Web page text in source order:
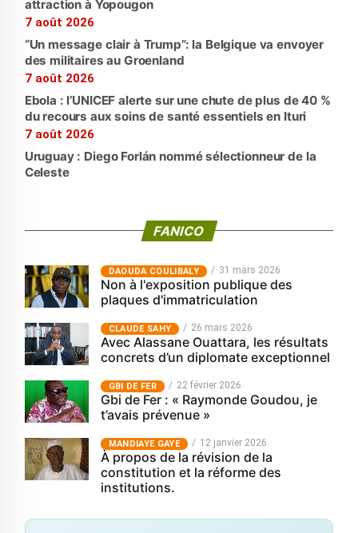
attraction à Yopougon
7 août 2026
“Un message clair à Trump”: la Belgique va envoyer
des militaires au Groenland
7 août 2026
Ebola : l’UNICEF alerte sur une chute de plus de 40 %
du recours aux soins de santé essentiels en Ituri
7 août 2026
Uruguay : Diego Forlán nommé sélectionneur de la
Celeste
FANICO
‎DAOUDA COULIBALY 31 mars 2026
Non à l'exposition publique des
plaques d'immatriculation
CLAUDE SAHY 26 mars 2026
Avec Alassane Ouattara, les résultats
concrets d’un diplomate exceptionnel
GBI DE FER 22 février 2026
Gbi de Fer : « Raymonde Goudou, je
t’avais prévenue »
MANDIAYE GAYE 12 janvier 2026
À propos de la révision de la
constitution et la réforme des
institutions.